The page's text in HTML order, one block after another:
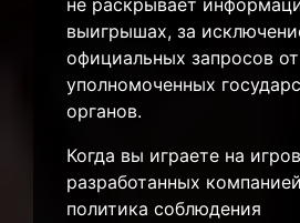
не раскрывает
выигрышах, за
официальных запросов от
уполномоченных
органов.
Когда вы играете на
разработанных
политика соблюдения